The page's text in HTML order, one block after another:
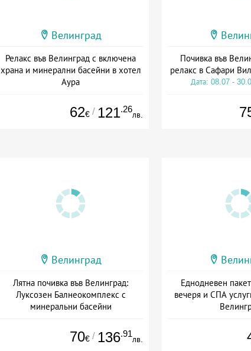
Велинград
Релакс във Велинград с включена
храна и минерални басейни в хотел
Аура
62€ / 121.26
лв.
Почивка във
релакс в Сафари
Дата: 08.07 -
Велинград
Лятна почивка във Велинград:
Луксозен Балнеокомплекс с
минеральни басейни
70€ / 136.91
лв.
Еднодневен
вечеря и СПА